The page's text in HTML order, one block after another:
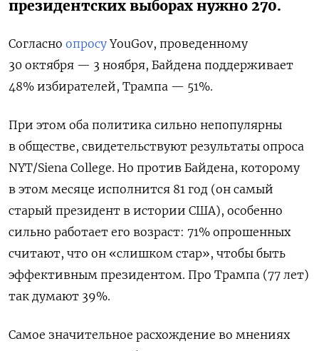
президентских выборах нужно 270.
Согласно опросуYouGov, проведенному
30 октября — 3 ноября, Байдена поддерживает
48% избирателей, Трампа — 51%.
При этом оба политика сильно непопулярны
в обществе, свидетельствуют результаты опроса
NYT/Siena College. Но против Байдена, которому
в этом месяце исполнится 81 год (он самый
старый президент в истории США), особенно
сильно работает его возраст: 71% опрошенных
считают, что он «слишком стар», чтобы быть
эффективным президентом. Про Трампа (77 лет)
так думают 39%.
Самое значительное расхождение во мнениях